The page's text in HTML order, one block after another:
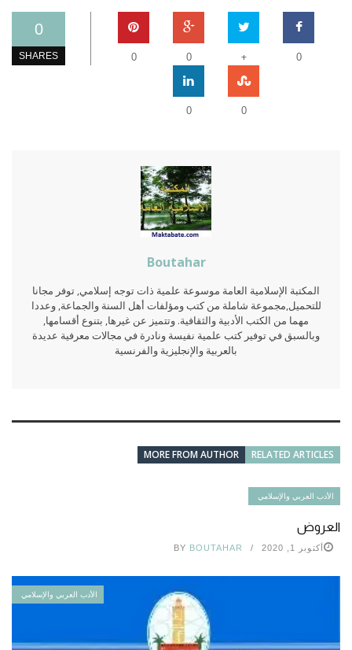
0
SHARES 0
+
0
0
0
0
Boutahar
المكتبة الإسلامية العامة موسوعة علمية ذات توجه إسلامي, توفر مجانا
للتحميل,مجموعة شاملة من كتب ومؤلفات أهل السنة والجماعة, وعددا
مهما من الكتب الأدبية والثقافية. وتتميز عن غيرها, بتنوع أقسامها,
وبالسبق في توفير كتب علمية نفيسة ونادرة في مجالات معرفية عديدة
بالعربية والإنجليزية والفرنسية
RELATED ARTICLES
MORE FROM AUTHOR
الأدب العربي والإسلامي
العروض
أكتوبر 1, 2020 BY BOUTAHAR
الأدب العربي والإسلامي